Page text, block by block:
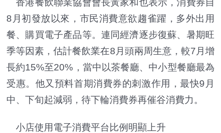
8月初發放以來，市民消費意欲趨雀躍，多外出用
餐、購買電子產品等。連同經濟逐步復蘇、暑期旺
季等因素，估計餐飲業在8月頭兩周生意，較7月增
長約15%至20%，當中以茶餐廳、中小型餐廳最為
受惠。他又預料首期消費券的刺激作用，最快9月
中、下旬起減弱，待下輪消費券再催谷消費力。
小店使用電子消費平台比例明顯上升